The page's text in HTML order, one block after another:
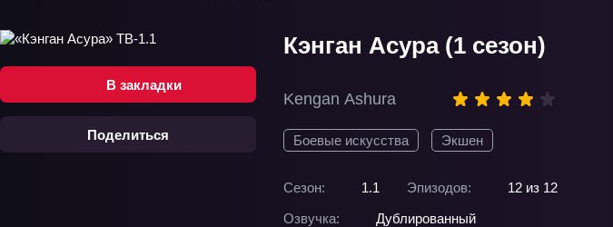
В закладки
Поделиться
Кэнган Асура (1 сезон)
Kengan Ashura
Боевые искусства Экшен
Сезон: 1.1 Эпизодов:
12 из 12
Озвучка:
Дублированный